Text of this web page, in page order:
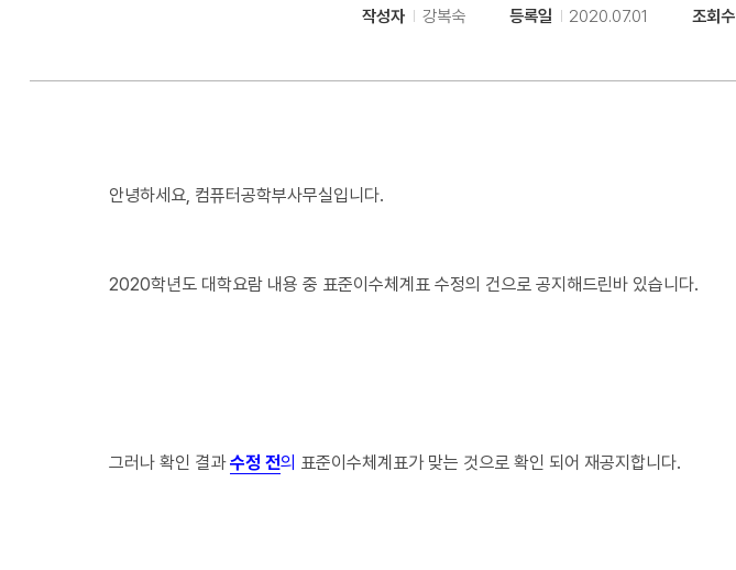
작성자 강복숙 등록일 2020.07.01 조회수
안녕하세요, 컴퓨터공학부사무실입니다.
2020학년도 대학요람 내용 중 표준이수체계표 수정의 건으로 공지해드린바 있습니다.
그러나 확인 결과수정 전의 표준이수체계표가 맞는 것으로 확인 되어 재공지합니다.